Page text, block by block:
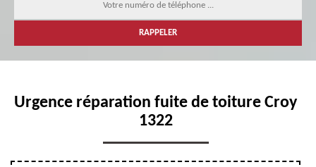
Urgence réparation fuite de toiture Croy
1322